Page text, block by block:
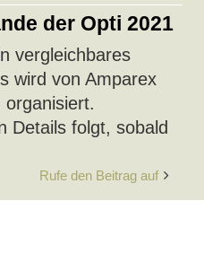
der Opti 2021
vergleichbares
wird von Amparex
Details folgt, sobald
Rufe den Beitrag auf